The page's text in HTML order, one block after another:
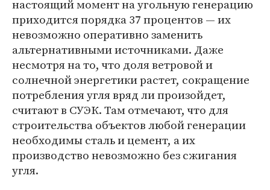
настоящий момент на угольную генерацию
приходится порядка 37 процентов — их
невозможно оперативно заменить
альтернативными источниками. Даже
несмотря на то, что доля ветровой и
солнечной энергетики растет, сокращение
потребления угля вряд ли произойдет,
считают в СУЭК. Там отмечают, что для
строительства объектов любой генерации
необходимы сталь и цемент, а их
производство невозможно без сжигания
угля.